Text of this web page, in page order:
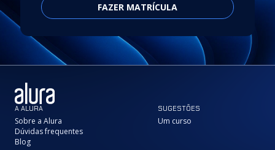
FAZER MATRÍCULA
A ALURA
Sobre a Alura
Dúvidas frequentes
Blog
SUGESTÕES
Um curso